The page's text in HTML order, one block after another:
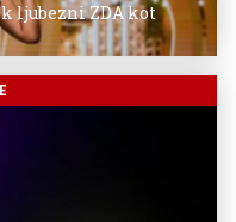
ljubezni ZDA kot